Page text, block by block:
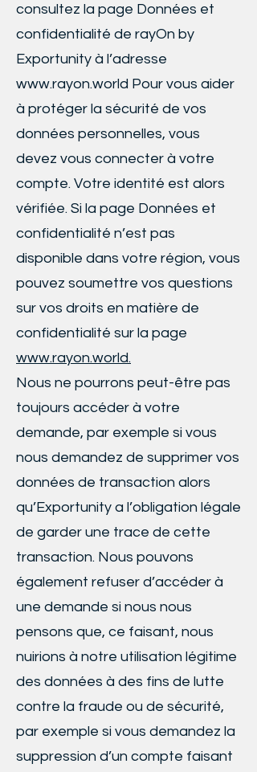
consultez la page Données et
confidentialité de rayOn by
Exportunity à l’adresse
www.rayon.world Pour vous aider
à protéger la sécurité de vos
données personnelles, vous
devez vous connecter à votre
compte. Votre identité est alors
vérifiée. Si la page Données et
confidentialité n’est pas
disponible dans votre région, vous
pouvez soumettre vos questions
sur vos droits en matière de
confidentialité sur la page
www.rayon.world.
Nous ne pourrons peut-être pas
toujours accéder à votre
demande, par exemple si vous
nous demandez de supprimer vos
données de transaction alors
qu’Exportunity a l’obligation légale
de garder une trace de cette
transaction. Nous pouvons
également refuser d’accéder à
une demande si nous nous
pensons que, ce faisant, nous
nuirions à notre utilisation légitime
des données à des fins de lutte
contre la fraude ou de sécurité,
par exemple si vous demandez la
suppression d’un compte faisant